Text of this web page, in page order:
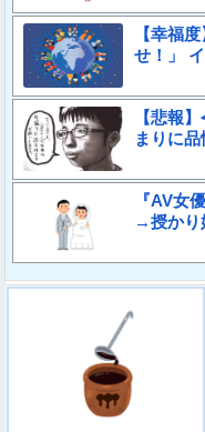
【幸福
せ！」
【悲報
まりに
『AV女
→授かり